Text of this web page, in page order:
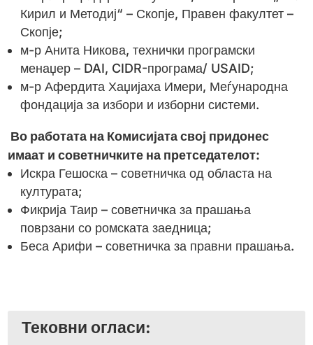
Кирил и Методиј“ – Скопје, Правен факултет –
Скопје;
м-р Анита Никова, технички програмски
менаџер – DAI, CIDR-програма/ USAID;
м-р Афердита Хаџијаха Имери, Меѓународна
фондација за избори и изборни системи.
Во работата на Комисијата свој придонес
имаат и советничките на претседателот:
Искра Гешоска – советничка од областа на
културата;
Фикрија Таир – советничка за прашања
поврзани со ромската заедница;
Беса Арифи – советничка за правни прашања.
Тековни огласи: